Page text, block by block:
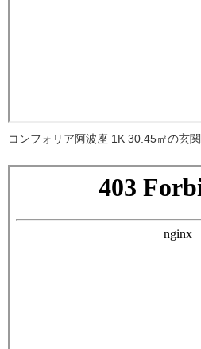
コンフォリア阿波座 1K 30.45㎡の玄関